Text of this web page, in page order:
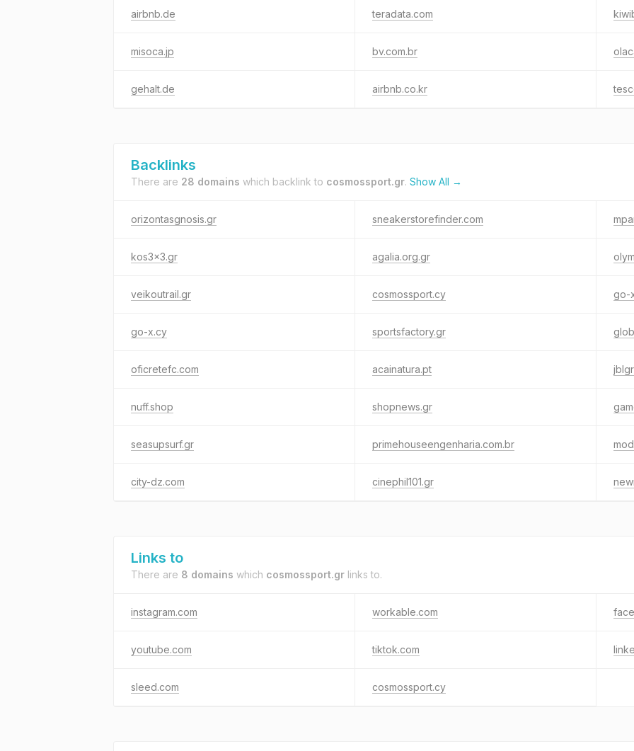
airbnb.de teradata.com
misoca.jp bv.com.br
gehalt.de airbnb.co.kr
Backlinks
There are 28 domains which backlink to cosmossport.gr. Show All →
orizontasgnosis.gr sneakerstorefinder.com
kos3x3.gr agalia.org.gr
veikoutrail.gr cosmossport.cy go-
go-x.cy sportsfactory.gr
oficretefc.com acainatura.pt
nuff.shop shopnews.gr
seasupsurf.gr primehouseengenharia.com.br
city-dz.com cinephil101.gr
Links to
There are 8 domains which cosmossport.gr links to.
instagram.com workable.com
youtube.com tiktok.com
sleed.com cosmossport.cy